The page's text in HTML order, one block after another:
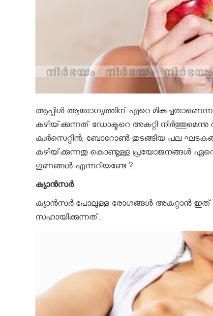
ആപ്പിള്‍ ആരോഗ്യത്തിന്‌ ഏറെ മികച്ചതാണെന്ന
കഴിയ്‌ക്കുന്നത്‌ ഡോക്ടറെ അകറ്റി നിര്‍ത്തുമെന്നു
ക്വര്‍സെറ്റിന്‍, ബോറോണ്‍ തുടങ്ങിയ പല
കഴിയ്‌ക്കുന്നതു കൊണ്ടുള്ള പ്രയോജനങ്ങള്‍
ഗുണങ്ങൾ എന്നറിയണ്ടേ ?
ക്യാന്‍സര്‍
ക്യാന്‍സര്‍ പോലുള്ള രോഗങ്ങള്‍ അകറ്റാന്‍
സഹായിക്കുന്നത്‌.